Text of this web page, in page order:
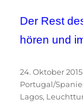
Der Rest
hören und
Veröffentlicht
am
24. Oktober 2015
Portugal/
Lagos,